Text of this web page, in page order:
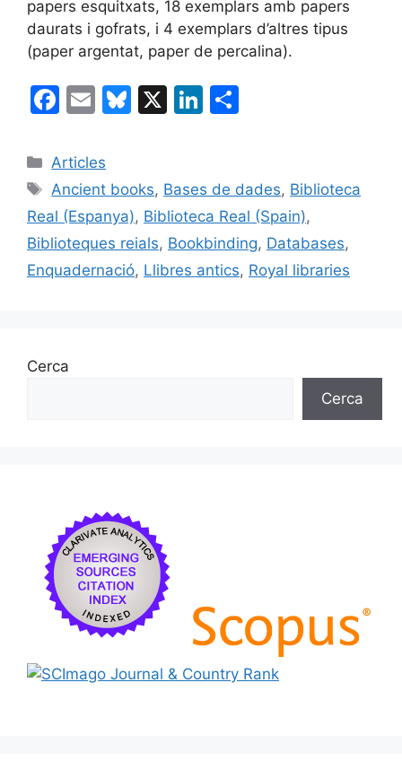
papers esquitxats, 18 exemplars amb papers
daurats i gofrats, i 4 exemplars d’altres tipus
(paper argentat, paper de percalina).
F
c
e
b
o
o
E
ai
l
Bl
s
k
y
X
Li
e
dI
n
p
ar
te
ix
Categories
Articles
Etiquetes
Ancient books, Bases de dades, Biblioteca
Real (Espanya), Biblioteca Real (Spain),
Biblioteques reials, Bookbinding, Databases,
Enquadernació, Llibres antics, Royal libraries
Cerca
Cerca